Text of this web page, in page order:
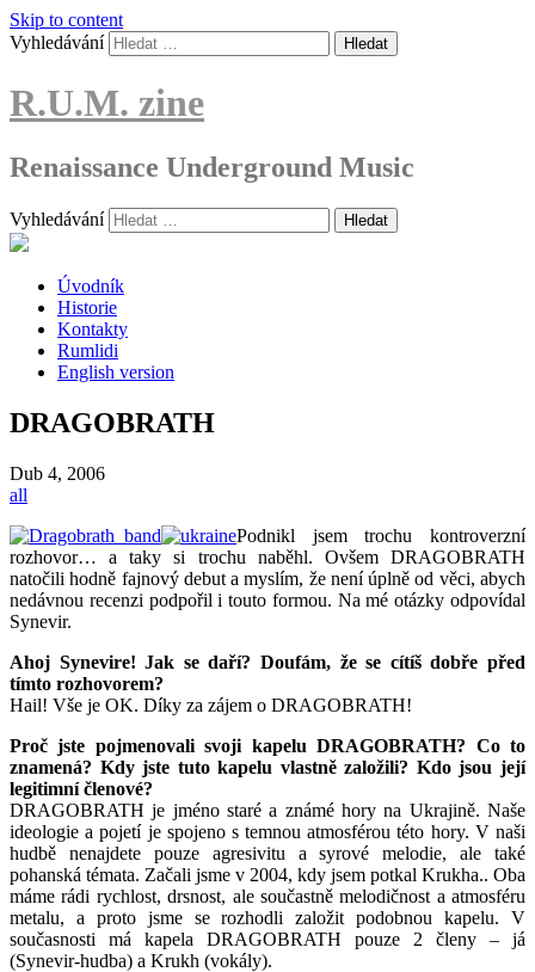
Skip to content
Vyhledávání
R.U.M. zine
Renaissance Underground Music
Vyhledávání
Úvodník
Historie
Kontakty
Rumlidi
English version
DRAGOBRATH
Dub 4, 2006
all
Podnikl jsem trochu kontroverzní
rozhovor… a taky si trochu naběhl. Ovšem DRAGOBRATH
natočili hodně fajnový debut a myslím, že není úplně od věci, abych
nedávnou recenzi podpořil i touto formou. Na mé otázky odpovídal
Synevir.
Ahoj Synevire! Jak se daří? Doufám, že se cítíš dobře před
tímto rozhovorem?
Hail! Vše je OK. Díky za zájem o DRAGOBRATH!
Proč jste pojmenovali svoji kapelu DRAGOBRATH? Co to
znamená? Kdy jste tuto kapelu vlastně založili? Kdo jsou její
legitimní členové?
DRAGOBRATH je jméno staré a známé hory na Ukrajině. Naše
ideologie a pojetí je spojeno s temnou atmosférou této hory. V naši
hudbě nenajdete pouze agresivitu a syrové melodie, ale také
pohanská témata. Začali jsme v 2004, kdy jsem potkal Krukha.. Oba
máme rádi rychlost, drsnost, ale součastně melodičnost a atmosféru
metalu, a proto jsme se rozhodli založit podobnou kapelu. V
současnosti má kapela DRAGOBRATH pouze 2 členy – já
(Synevir-hudba) a Krukh (vokály).